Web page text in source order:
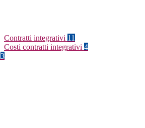
Contratti integrativi 11
Costi contratti integrativi 4
3